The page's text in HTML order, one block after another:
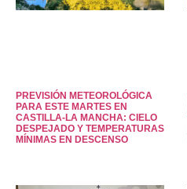
PREVISIÓN METEOROLÓGICA
PARA ESTE MARTES EN
CASTILLA-LA MANCHA: CIELO
DESPEJADO Y TEMPERATURAS
MÍNIMAS EN DESCENSO